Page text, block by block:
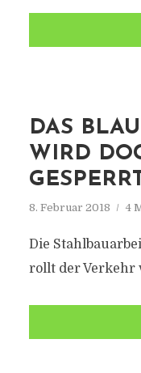
DAS
WIRD
8. Februar 2018 4
Die
rollt der Verkehr